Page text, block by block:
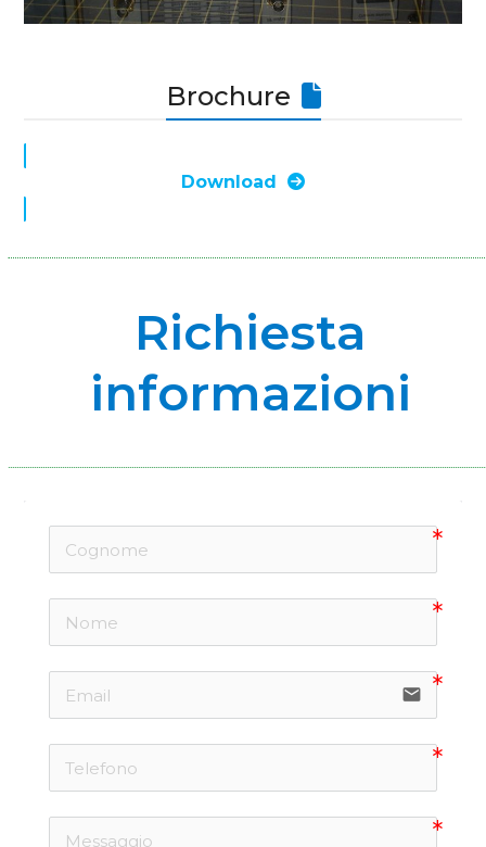
Brochure
Download
Richiesta
informazioni
email